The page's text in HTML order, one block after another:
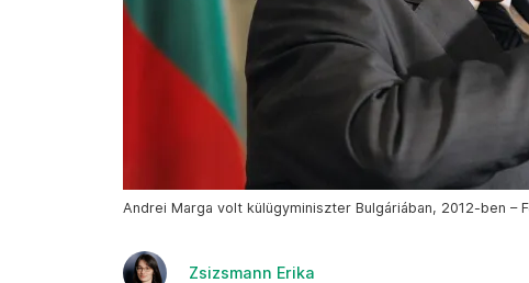
Andrei Marga volt külügyminiszter Bulgáriában, 2012-ben –
Zsizsmann Erika